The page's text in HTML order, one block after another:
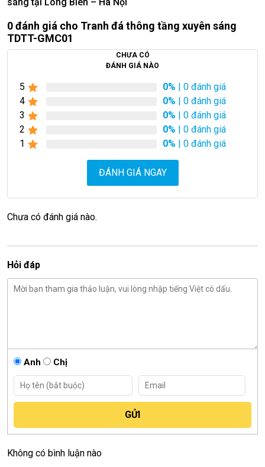
sáng tại Long Biên – Hà Nội
0 đánh giá cho Tranh đá thông tầng xuyên sáng
TDTT-GMC01
CHƯA CÓ
ĐÁNH GIÁ NÀO
5 0% | 0 đánh giá
4
0% | 0 đánh giá
3
0% | 0 đánh giá
2
0% | 0 đánh giá
1
0% | 0 đánh giá
ĐÁNH GIÁ NGAY
Chưa có đánh giá nào.
Hỏi đáp
Anh Chị
Không có bình luận nào